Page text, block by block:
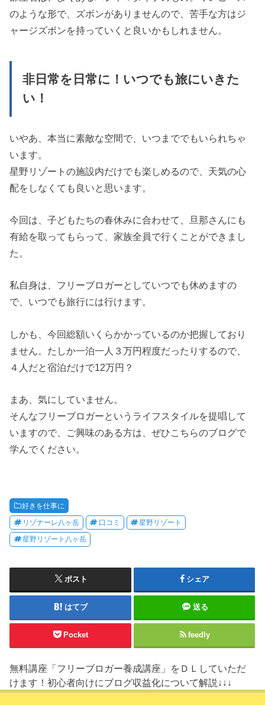
のような形で、ズボンがありませんので、苦手な方はジ
ャージズボンを持っていくと良いかもしれません。
非日常を日常に！いつでも旅にいきた
い！
いやあ、本当に素敵な空間で、いつまででもいられちゃ
います。
星野リゾートの施設内だけでも楽しめるので、天気の心
配をしなくても良いと思います。
今回は、子どもたちの春休みに合わせて、旦那さんにも
有給を取ってもらって、家族全員で行くことができまし
た。
私自身は、フリーブロガーとしていつでも休めますの
で、いつでも旅行には行けます。
しかも、今回総額いくらかかっているのか把握しており
ません。たしか一泊一人３万円程度だったりするので、
４人だと宿泊だけで12万円？
まあ、気にしていません。
そんなフリーブロガーというライフスタイルを提唱して
いますので、ご興味のある方は、ぜひこちらのブログで
学んでください。
好きを仕事に
リゾナーレ八ヶ岳 口コミ 星野リゾート
星野リゾート八ヶ岳
ポスト シェア
はてブ 送る
Pocket feedly
無料講座「フリーブロガー養成講座」をＤＬしていただ
けます！初心者向けにブログ収益化について解説↓↓↓